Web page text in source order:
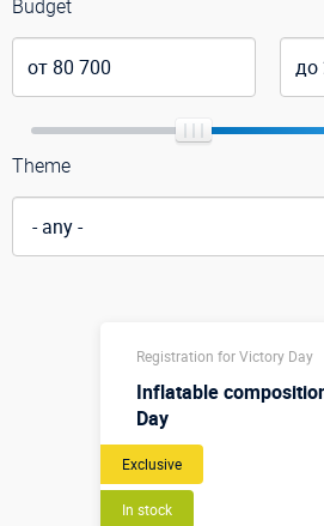
Budget
Theme
Registration for Victory Day
Inflatable
Day
Exclusive
In stock